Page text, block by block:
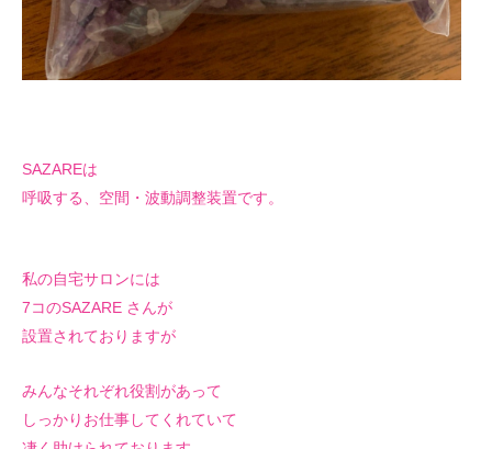
SAZAREは
呼吸する、空間・波動調整装置です。
私の自宅サロンには
7コのSAZARE さんが
設置されておりますが
みんなそれぞれ役割があって
しっかりお仕事してくれていて